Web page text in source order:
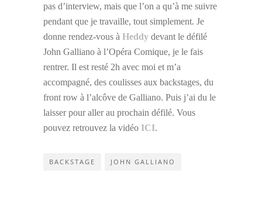
pas d’interview, mais que l’on a qu’à me suivre
pendant que je travaille, tout simplement. Je
donne rendez-vous à Heddy devant le défilé
John Galliano à l’Opéra Comique, je le fais
rentrer. Il est resté 2h avec moi et m’a
accompagné, des coulisses aux backstages, du
front row à l’alcôve de Galliano. Puis j’ai du le
laisser pour aller au prochain défilé. Vous
pouvez retrouvez la vidéo ICI.
BACKSTAGE JOHN GALLIANO